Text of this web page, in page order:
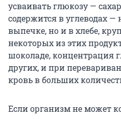
усваивать глюкозу —
содержится в углеводах —
выпечке, но и в хлебе,
некоторых из этих
шоколаде, концентрация
других, и при
кровь в больших
Если организм не может